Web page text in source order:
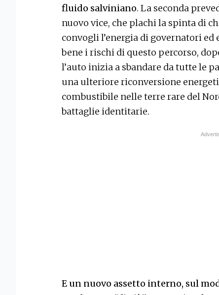
fluido salviniano. La seconda
nuovo vice, che plachi la spinta di
convogli l’energia di governatori
bene i rischi di questo percorso,
l’auto inizia a sbandare da tutte le
una ulteriore riconversione
combustibile nelle terre rare del
battaglie identitarie.
E un nuovo assetto interno, sul